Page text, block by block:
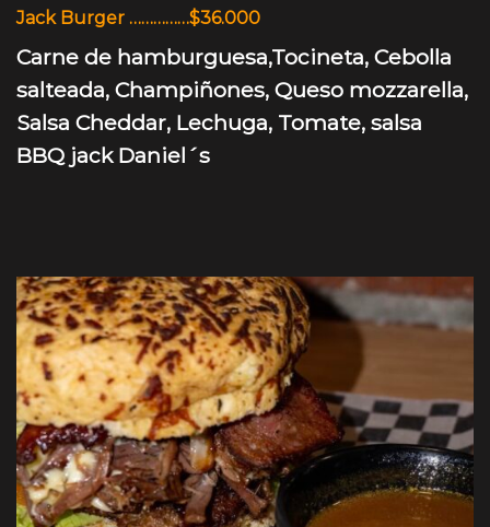
Jack Burger ……………$36.000
Carne de hamburguesa,Tocineta, Cebolla
salteada, Champiñones, Queso mozzarella,
Salsa Cheddar, Lechuga, Tomate, salsa
BBQ jack Daniel´s